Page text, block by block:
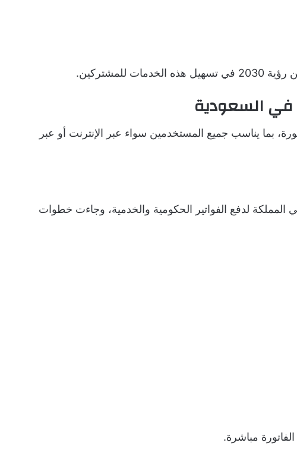
في السعودية
بما يناسب جميع المستخدمين سواء عبر الإنترنت أو عبر
لدفع الفواتير الحكومية والخدمية، وجاءت خطوات
مباشرة.